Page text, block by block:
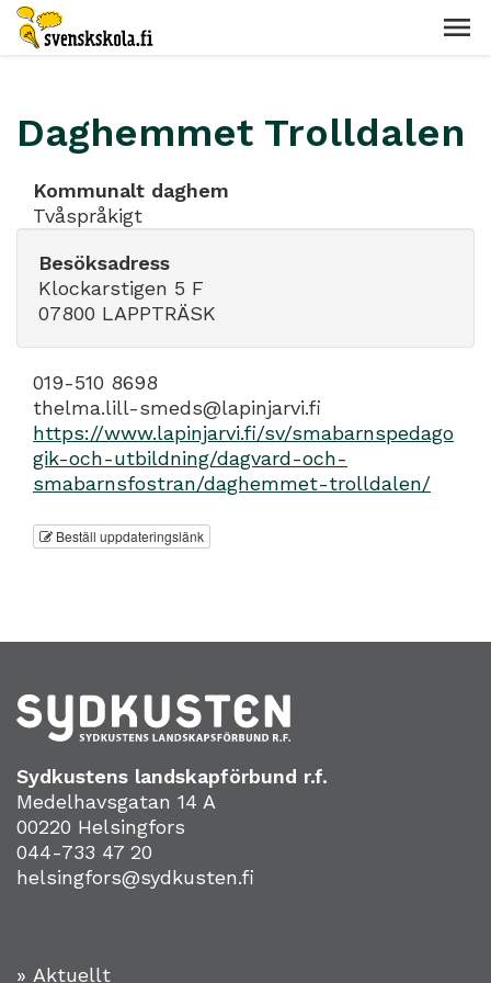
Daghemmet Trolldalen
Kommunalt daghem
Tvåspråkigt
Besöksadress
Klockarstigen 5 F
07800 LAPPTRÄSK
019-510 8698
thelma.lill-smeds@lapinjarvi.fi
https://www.lapinjarvi.fi/sv/smabarnspedago
gik-och-utbildning/dagvard-och-
smabarnsfostran/daghemmet-trolldalen/
Beställ uppdateringslänk
Sydkustens landskapförbund r.f.
Medelhavsgatan 14 A
00220 Helsingfors
044-733 47 20
helsingfors@sydkusten.fi
» Aktuellt